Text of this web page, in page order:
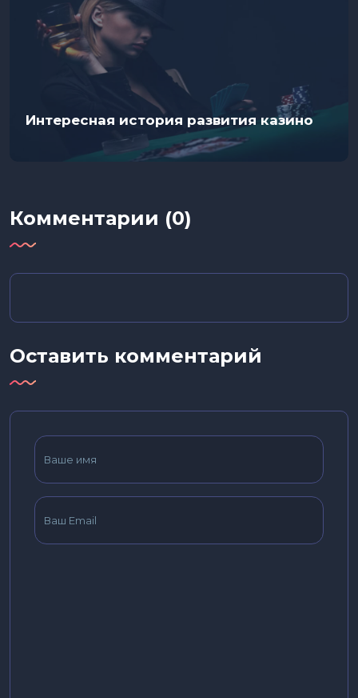
Интересная история развития казино
Комментарии (0)
Оставить комментарий